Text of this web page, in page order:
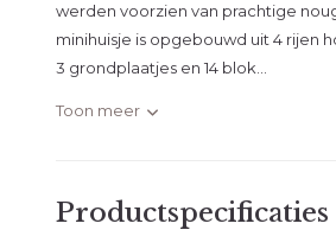
werden voorzien van prachtige
minihuisje is opgebouwd uit 4 rijen
3 grondplaatjes en 14 blok...
Toon meer
Productspecificaties